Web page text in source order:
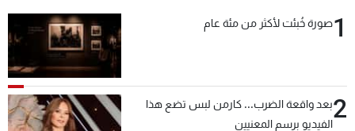
1صورة خُبئت لأكثر من مئة عام
2بعد واقعة الضرب... كارمن لبس تضع هذا
الفيديو برسم المعنيين